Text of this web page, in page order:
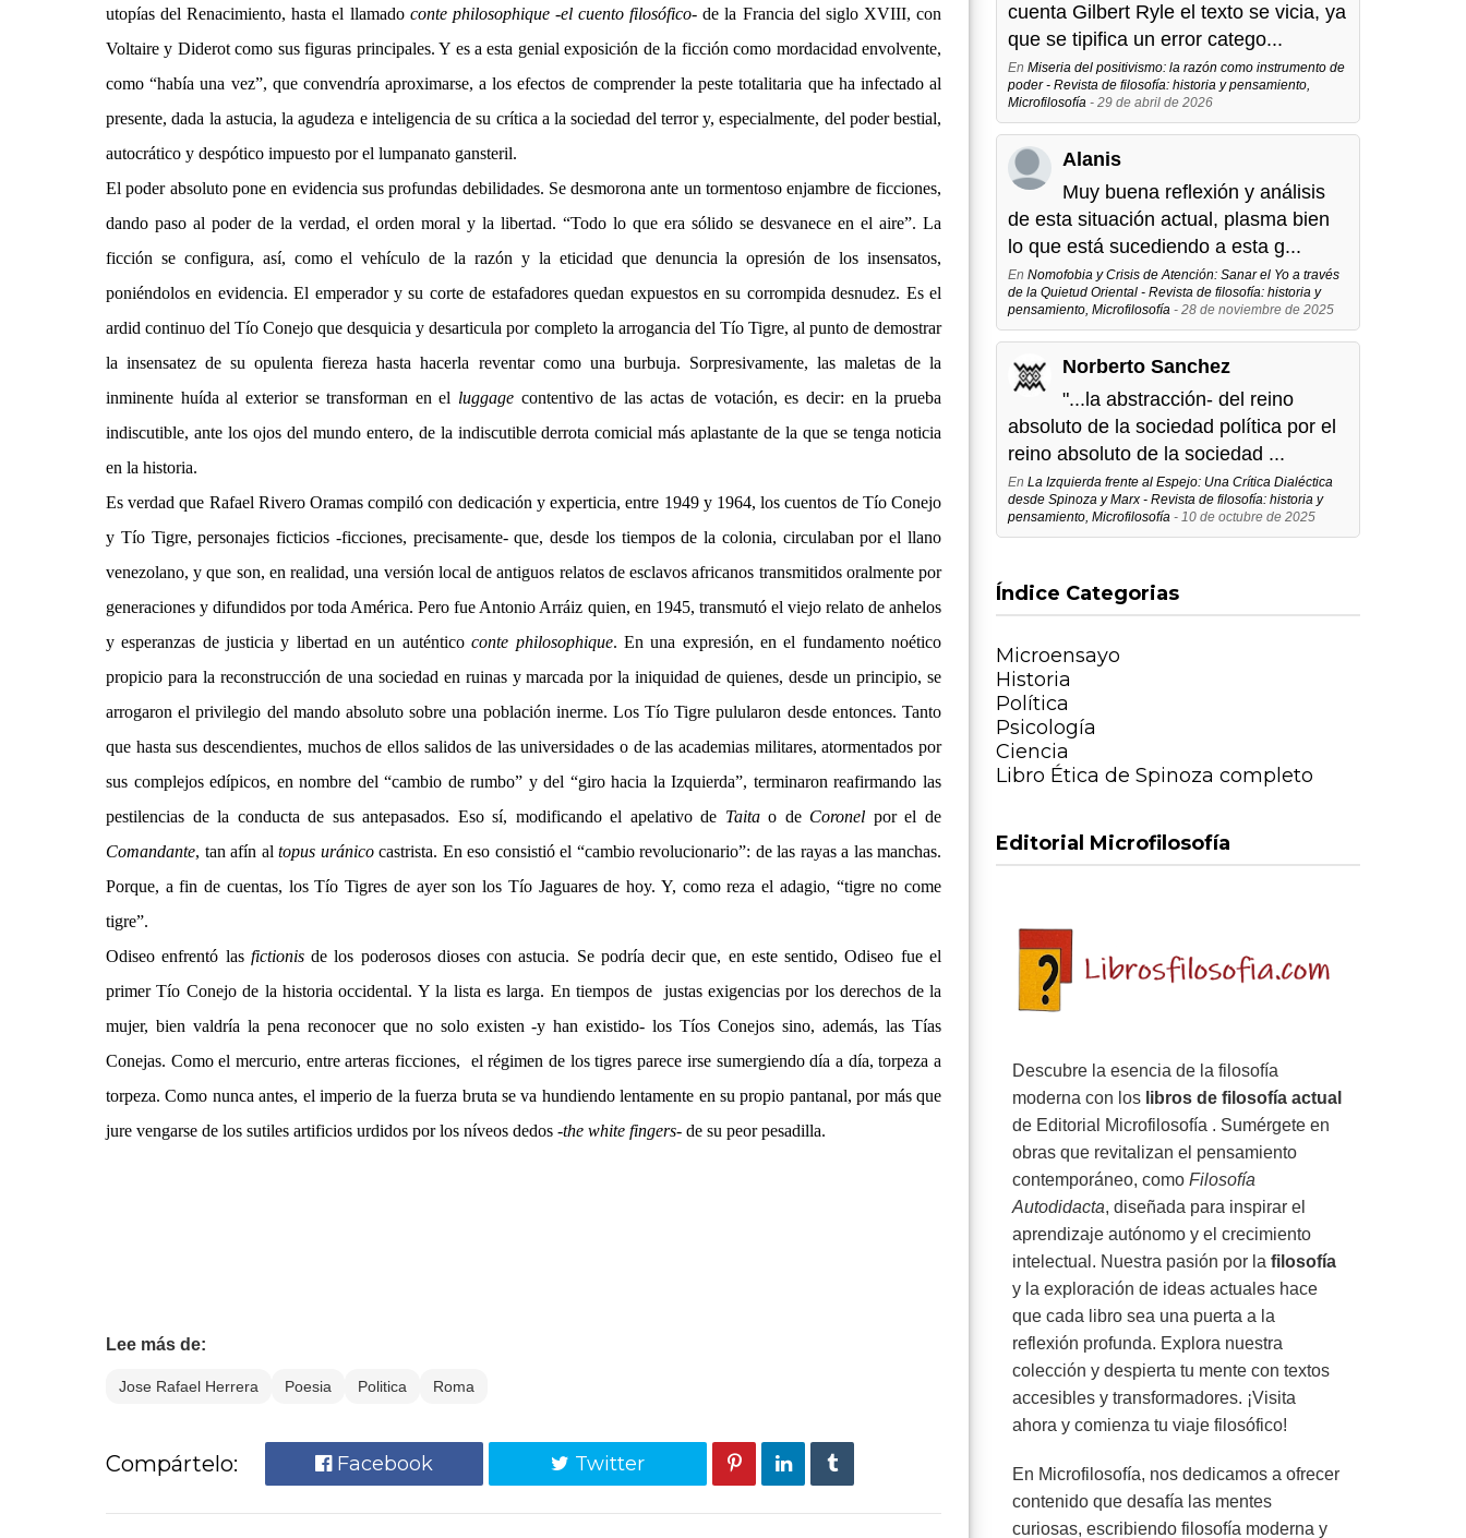
utopías del Renacimiento, hasta el llamado conte philosophique -el cuento filosófico-de la Francia del siglo XVIII, con
Voltaire y Diderot como sus figuras principales. Y es a esta genial exposición de la ficción como mordacidad envolvente,
como “había una vez”, que convendría aproximarse, a los efectos de comprender la peste totalitaria que ha infectado al
presente, dada la astucia, la agudeza e inteligencia de su crítica a la sociedad del terror y, especialmente, del poder bestial,
autocrático y despótico impuesto por el lumpanato gansteril.
El poder absoluto pone en evidencia sus profundas debilidades. Se desmorona ante un tormentoso enjambre de ficciones,
dando paso al poder de la verdad, el orden moral y la libertad. “Todo lo que era sólido se desvanece en el aire”. La
ficción se configura, así, como el vehículo de la razón y la eticidad que denuncia la opresión de los insensatos,
poniéndolos en evidencia. El emperador y su corte de estafadores quedan expuestos en su corrompida desnudez. Es el
ardid continuo del Tío Conejo que desquicia y desarticula por completo la arrogancia del Tío Tigre, al punto de demostrar
la insensatez de su opulenta fiereza hasta hacerla reventar como una burbuja. Sorpresivamente, las maletas de la
inminente huída al exterior se transforman en el luggage contentivo de las actas de votación, es decir: en la prueba
indiscutible, ante los ojos del mundo entero, de la indiscutible derrota comicial más aplastante de la que se tenga noticia
en la historia.
Es verdad que Rafael Rivero Oramas compiló con dedicación y experticia, entre 1949 y 1964, los cuentos de Tío Conejo
y Tío Tigre, personajes ficticios -ficciones, precisamente- que, desde los tiempos de la colonia, circulaban por el llano
venezolano, y que son, en realidad, una versión local de antiguos relatos de esclavos africanos transmitidos oralmente por
generaciones y difundidos por toda América. Pero fue Antonio Arráiz quien, en 1945, transmutó el viejo relato de anhelos
y esperanzas de justicia y libertad en un auténticoconte philosophique. En una expresión, en el fundamento noético
propicio para la reconstrucción de una sociedad en ruinas y marcada por la iniquidad de quienes, desde un principio, se
arrogaron el privilegio del mando absoluto sobre una población inerme. Los Tío Tigre pulularon desde entonces. Tanto
que hasta sus descendientes, muchos de ellos salidos de las universidades o de las academias militares, atormentados por
sus complejos edípicos, en nombre del “cambio de rumbo” y del “giro hacia la Izquierda”, terminaron reafirmando las
pestilencias de la conducta de sus antepasados. Eso sí, modificando el apelativo de Taitao de Coronel por el de
Comandante, tan afín al topus uránico castrista. En eso consistió el “cambio revolucionario”: de las rayas a las manchas.
Porque, a fin de cuentas, los Tío Tigres de ayer son los Tío Jaguares de hoy. Y, como reza el adagio, “tigre no come
tigre”.
Odiseo enfrentó las fictionisde los poderosos dioses con astucia. Se podría decir que, en este sentido, Odiseo fue el
primer Tío Conejo de la historia occidental. Y la lista es larga. En tiempos de justas exigencias por los derechos de la
mujer, bien valdría la pena reconocer que no solo existen -y han existido- los Tíos Conejos sino, además, las Tías
Conejas. Como el mercurio, entre arteras ficciones, el régimen de los tigres parece irse sumergiendo día a día, torpeza a
torpeza. Como nunca antes, el imperio de la fuerza bruta se va hundiendo lentamente en su propio pantanal, por más que
jure vengarse de los sutiles artificios urdidos por los níveos dedos -the white fingers- de su peor pesadilla.
Lee más de:
Jose Rafael Herrera Poesia Politica Roma
Compártelo: Facebook Twitter
cuenta Gilbert Ryle el texto se vicia, ya
que se tipifica un error catego...
En Miseria del positivismo: la razón como instrumento de
poder - Revista de filosofía: historia y pensamiento,
Microfilosofía - 29 de abril de 2026
Alanis
Muy buena reflexión y análisis
de esta situación actual, plasma bien
lo que está sucediendo a esta g...
En Nomofobia y Crisis de Atención: Sanar el Yo a través
de la Quietud Oriental - Revista de filosofía: historia y
pensamiento, Microfilosofía - 28 de noviembre de 2025
Norberto Sanchez
"...la abstracción- del reino
absoluto de la sociedad política por el
reino absoluto de la sociedad ...
En La Izquierda frente al Espejo: Una Crítica Dialéctica
desde Spinoza y Marx - Revista de filosofía: historia y
pensamiento, Microfilosofía - 10 de octubre de 2025
Índice Categorias
Microensayo
Historia
Política
Psicología
Ciencia
Libro Ética de Spinoza completo
Editorial Microfilosofía
Descubre la esencia de la filosofía
moderna con los libros de filosofía actual
de Editorial Microfilosofía . Sumérgete en
obras que revitalizan el pensamiento
contemporáneo, como Filosofía
Autodidacta, diseñada para inspirar el
aprendizaje autónomo y el crecimiento
intelectual. Nuestra pasión por la filosofía
y la exploración de ideas actuales hace
que cada libro sea una puerta a la
reflexión profunda. Explora nuestra
colección y despierta tu mente con textos
accesibles y transformadores. ¡Visita
ahora y comienza tu viaje filosófico!
En Microfilosofía, nos dedicamos a ofrecer
contenido que desafía las mentes
curiosas, escribiendo filosofía moderna y